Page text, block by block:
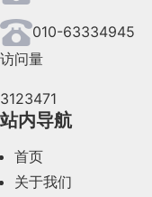
2024年6月(63)
2024年4月(44)
2024年2月(58)
010-63334945
访问量
3123471
站内导航
首页
关于我们